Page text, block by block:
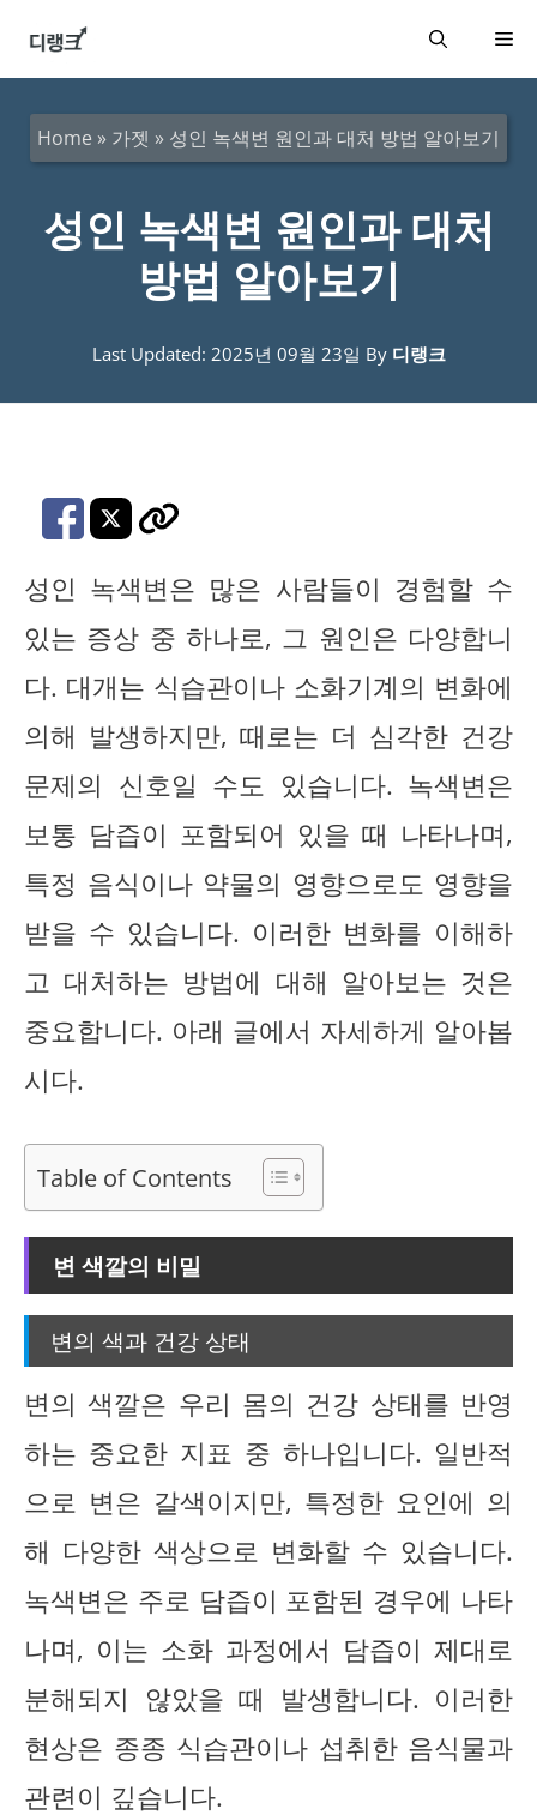
메
Home » 가젯 » 성인 녹색변 원인과 대처 방법 알아보기
성인 녹색변 원인과 대처
방법 알아보기
Last Updated: 2025년 09월 23일 By 디랭크
성인 녹색변은 많은 사람들이 경험할 수
있는 증상 중 하나로, 그 원인은 다양합니
다. 대개는 식습관이나 소화기계의 변화에
의해 발생하지만, 때로는 더 심각한 건강
문제의 신호일 수도 있습니다. 녹색변은
보통 담즙이 포함되어 있을 때 나타나며,
특정 음식이나 약물의 영향으로도 영향을
받을 수 있습니다. 이러한 변화를 이해하
고 대처하는 방법에 대해 알아보는 것은
중요합니다. 아래 글에서 자세하게 알아봅
시다.
Table of Contents
변 색깔의 비밀
변의 색과 건강 상태
변의 색깔은 우리 몸의 건강 상태를 반영
하는 중요한 지표 중 하나입니다. 일반적
으로 변은 갈색이지만, 특정한 요인에 의
해 다양한 색상으로 변화할 수 있습니다.
녹색변은 주로 담즙이 포함된 경우에 나타
나며, 이는 소화 과정에서 담즙이 제대로
분해되지 않았을 때 발생합니다. 이러한
현상은 종종 식습관이나 섭취한 음식물과
관련이 깊습니다.